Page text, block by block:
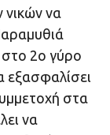
να
στο 2ο γύρο
εξασφαλίσει
στα
να